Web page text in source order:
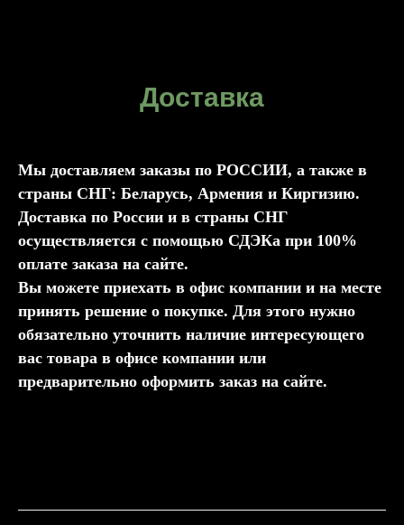
Доставка
Мы доставляем заказы по РОССИИ, а также в
страны СНГ: Беларусь, Армения и Киргизию.
Доставка по России и в страны СНГ
осуществляется с помощью СДЭКа при 100%
оплате заказа на сайте.
Вы можете приехать в офис компании и на месте
принять решение о покупке. Для этого нужно
обязательно уточнить наличие интересующего
вас товара в офисе компании или
предварительно оформить заказ на сайте.